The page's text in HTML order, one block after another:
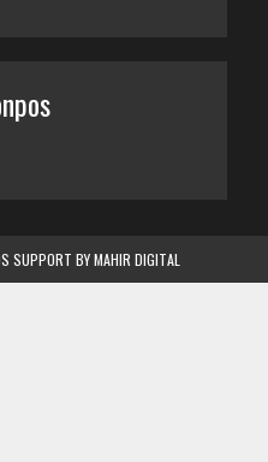
SUPPORT BYMAHIR DIGITAL